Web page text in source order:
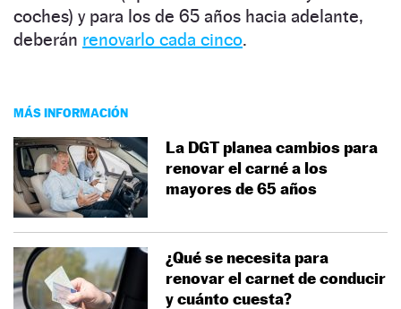
coches) y para los de 65 años hacia adelante,
deberán renovarlo cada cinco.
MÁS INFORMACIÓN
La DGT planea cambios para
renovar el carné a los
mayores de 65 años
¿Qué se necesita para
renovar el carnet de conducir
y cuánto cuesta?